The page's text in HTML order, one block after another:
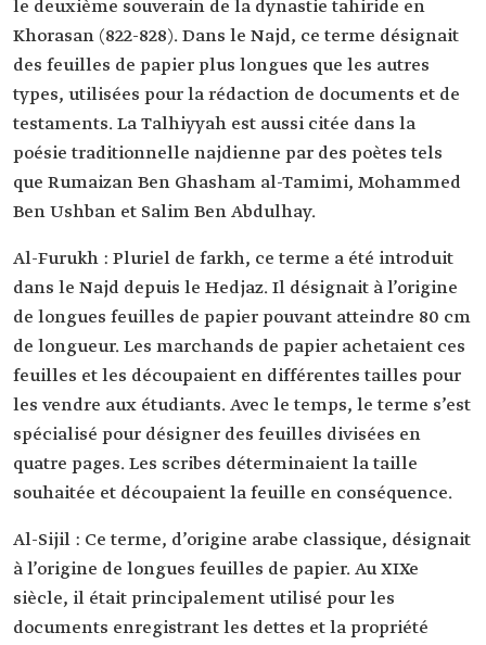
le deuxième souverain de la dynastie tahiride en
Khorasan (822-828). Dans le Najd, ce terme désignait
des feuilles de papier plus longues que les autres
types, utilisées pour la rédaction de documents et de
testaments. La Talhiyyah est aussi citée dans la
poésie traditionnelle najdienne par des poètes tels
que Rumaizan Ben Ghasham al-Tamimi, Mohammed
Ben Ushban et Salim Ben Abdulhay.
Al-Furukh : Pluriel de farkh, ce terme a été introduit
dans le Najd depuis le Hedjaz. Il désignait à l’origine
de longues feuilles de papier pouvant atteindre 80 cm
de longueur. Les marchands de papier achetaient ces
feuilles et les découpaient en différentes tailles pour
les vendre aux étudiants. Avec le temps, le terme s’est
spécialisé pour désigner des feuilles divisées en
quatre pages. Les scribes déterminaient la taille
souhaitée et découpaient la feuille en conséquence.
Al-Sijil : Ce terme, d’origine arabe classique, désignait
à l’origine de longues feuilles de papier. Au XIXe
siècle, il était principalement utilisé pour les
documents enregistrant les dettes et la propriété